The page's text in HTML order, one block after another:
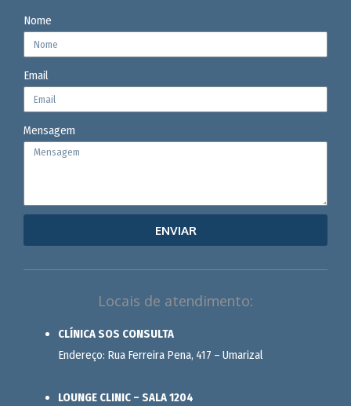
Nome
Email
Mensagem
ENVIAR
Locais de atendimento:
CLÍNICA SOS CONSULTA
Endereço: Rua Ferreira Pena, 417 – Umarizal
LOUNGE CLINIC – SALA 1204